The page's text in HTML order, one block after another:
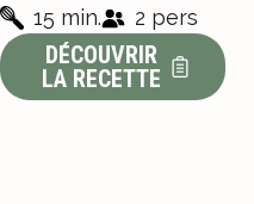
15 min.
2 pers
DÉCOUVRIR
LA RECETTE